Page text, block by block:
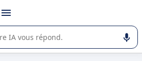
avec
dans l'utilisation ou la sélection de